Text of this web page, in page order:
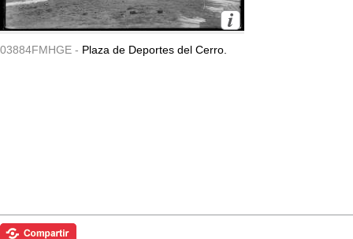
03884FMHGE - Plaza de Deportes del Cerro.